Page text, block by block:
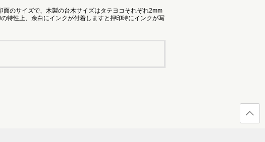
のサイズで、木製の台木サイズはタテヨコそれぞれ2mm
特性上、余白にインクが付着しますと押印時にインクが写